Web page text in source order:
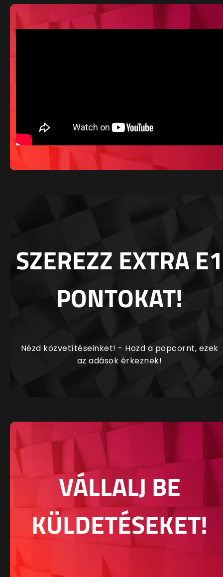
SZEREZZ EXTRA E1
PONTOKAT!
Nézd közvetítéseinket! - Hozd a popcornt, ezek
az adások érkeznek!
VÁLLALJ BE
KÜLDETÉSEKET!